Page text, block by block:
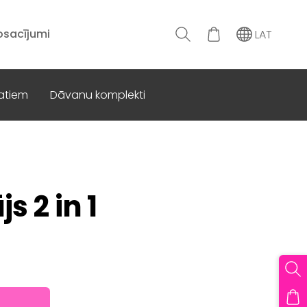
LAT
Dāvanu komplekti
2 in 1